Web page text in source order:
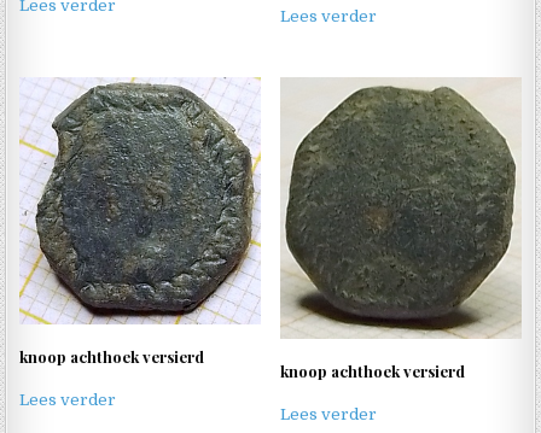
Lees verder
Lees verder
knoop achthoek versierd
Lees verder
knoop achthoek versierd
Lees verder